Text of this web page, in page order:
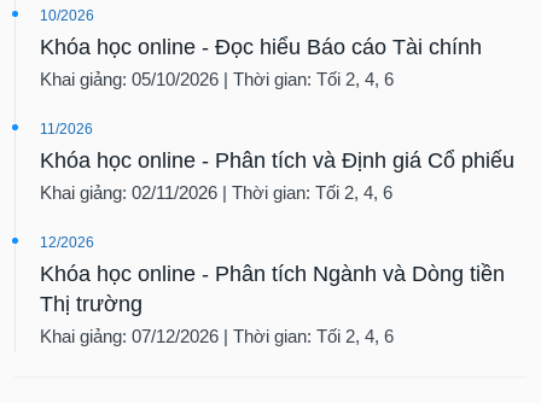
10/2026
Khóa học online - Đọc hiểu Báo cáo Tài chính
Khai giảng: 05/10/2026 | Thời gian: Tối 2, 4, 6
11/2026
Khóa học online - Phân tích và Định giá Cổ phiếu
Khai giảng: 02/11/2026 | Thời gian: Tối 2, 4, 6
12/2026
Khóa học online - Phân tích Ngành và Dòng tiền
Thị trường
Khai giảng: 07/12/2026 | Thời gian: Tối 2, 4, 6